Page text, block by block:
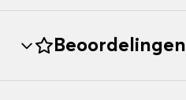
Beoordelingen